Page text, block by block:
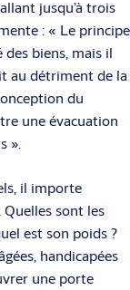
jusqu’à trois
: « Le principe
biens, mais il
au détriment de la
du
une évacuation
».
il importe
sont les
est son poids ?
handicapées
une porte